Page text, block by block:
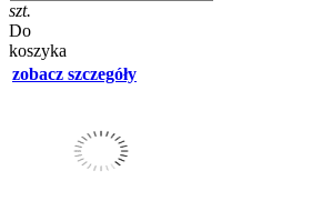
szt.
Do
koszyka
zobacz szczegóły